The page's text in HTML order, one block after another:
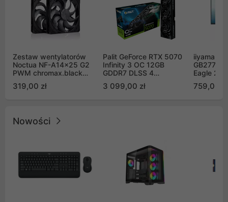
Zestaw wentylatorów
Noctua NF-A14x25 G2
PWM chromax.black
Push Pull (2szt)
319,00 zł
Palit GeForce RTX 5070
Infinity 3 OC 12GB
GDDR7 DLSS 4
GB2050S)
3 099,00 zł
iiyama G-
Eagle 27"
759,00 zł
Nowości